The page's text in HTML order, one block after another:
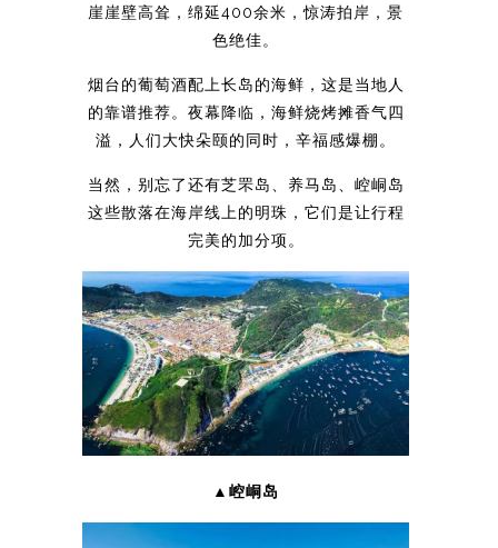
崖崖壁高耸，绵延400余米，惊涛拍岸，景
色绝佳。
烟台的葡萄酒配上长岛的海鲜，这是当地人
的靠谱推荐。夜幕降临，海鲜烧烤摊香气四
溢，人们大快朵颐的同时，辛福感爆棚。
当然，别忘了还有芝罘岛、养马岛、崆峒岛
这些散落在海岸线上的明珠，它们是让行程
完美的加分项。
▲崆峒岛